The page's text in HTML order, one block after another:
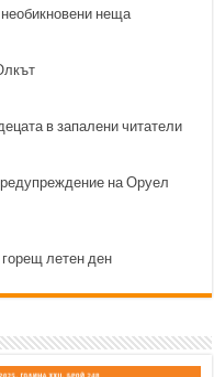
необикновени неща
в запалени читатели
на Оруел
летен ден